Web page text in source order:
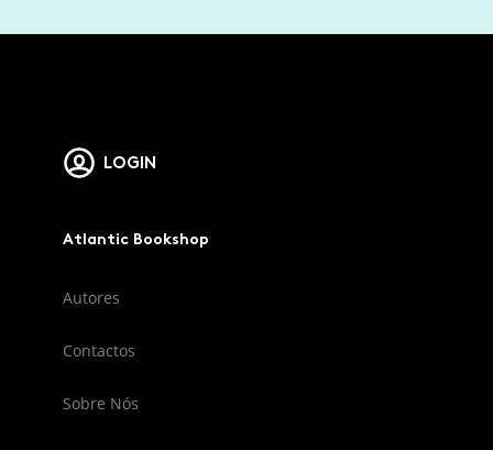
LOGIN
Atlantic Bookshop
Autores
Contactos
Sobre Nós